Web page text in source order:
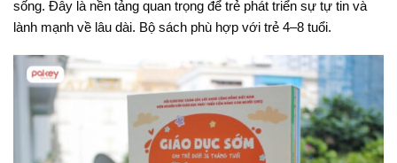
sống. Đây là nền tảng quan trọng để trẻ phát triển sự tự tin và
lành mạnh về lâu dài. Bộ sách phù hợp với trẻ 4–8 tuổi.